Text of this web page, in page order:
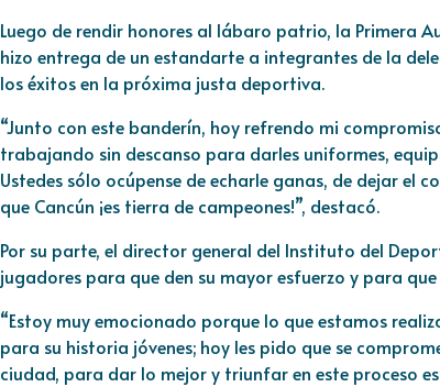
Luego de rendir honores al lábaro patrio, la
hizo entrega de un estandarte a integrantes de la
los éxitos en la próxima justa deportiva.
“Junto con este banderín, hoy refrendo mi
trabajando sin descanso para darles uniformes,
Ustedes sólo ocúpense de echarle ganas, de dejar el
que Cancún ¡es tierra de campeones!”, destacó.
Por su parte, el director general del Instituto del
jugadores para que den su mayor esfuerzo y para
“Estoy muy emocionado porque lo que estamos
para su historia jóvenes; hoy les pido que se
ciudad, para dar lo mejor y triunfar en este proceso